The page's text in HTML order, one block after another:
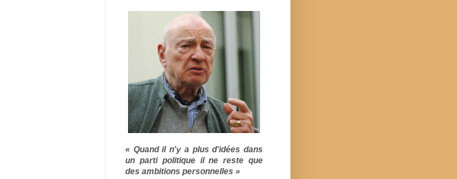
« Quand il n'y a plus d'idées dans
un parti politique il ne reste que
des ambitions personnelles »